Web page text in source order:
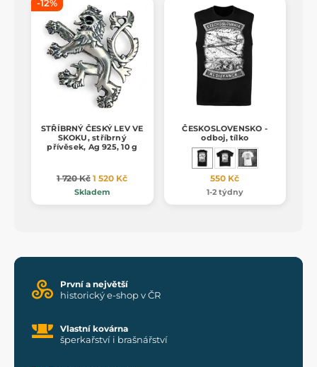
-12%
STŘÍBRNÝ ČESKÝ LEV VE
SKOKU, stříbrný
přívěsek, Ag 925, 10 g
1 720 Kč 1 520 Kč
Skladem
ČESKOSLOVENSKO -
odboj, tílko
550 Kč
1-2 týdny
První a největší
historický e-shop v ČR
Vlastní kovárna
šperkařství i brašnářství